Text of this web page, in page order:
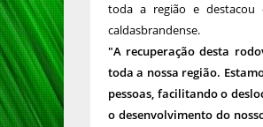
toda a região e destacou
caldasbrandense.
"A recuperação desta
toda a nossa região.
pessoas, facilitando o
o desenvolvimento do